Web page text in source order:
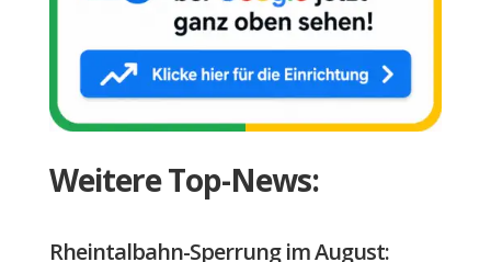
Weitere Top-News:
Rheintalbahn-Sperrung im August: